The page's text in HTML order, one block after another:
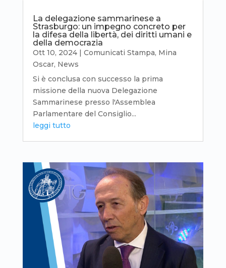
La delegazione sammarinese a
Strasburgo: un impegno concreto per
la difesa della libertà, dei diritti umani e
della democrazia
Ott 10, 2024| Comunicati Stampa, Mina
Oscar, News
Si è conclusa con successo la prima
missione della nuova Delegazione
Sammarinese presso l'Assemblea
Parlamentare del Consiglio...
leggi tutto